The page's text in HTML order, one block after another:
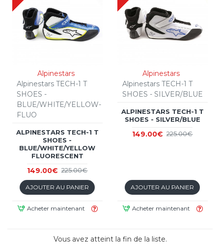
Alpinestars
Alpinestars TECH-1 T
SHOES -
BLUE/WHITE/YELLOW-
FLUO
ALPINESTARS TECH-1 T
SHOES -
BLUE/WHITE/YELLOW
FLUORESCENT
149.00€ 225.00€
AJOUTER AU PANIER
Acheter maintenant
Alpinestars
Alpinestars TECH-1 T
SHOES - SILVER/BLUE
ALPINESTARS TECH-1 T
SHOES - SILVER/BLUE
149.00€ 225.00€
AJOUTER AU PANIER
Acheter maintenant
Vous avez atteint la fin de la liste.